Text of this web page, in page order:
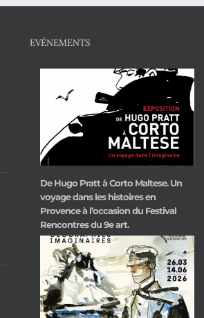
EVÉNEMENTS
De Hugo Pratt à Corto Maltese. Un
voyage dans les histoires en
Provence à l’occasion du Festival
Rencontres du 9e art.
De Hugo Pratt à Corto Maltese. Un
voyage dans les histoires en
Provence à l’occasion du Festival
Rencontres du 9e art.